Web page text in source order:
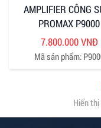
AMPLIFIER CÔNG
PROMAX P9000
7.800.000 VNĐ
Mã sản phẩm:
Hiển